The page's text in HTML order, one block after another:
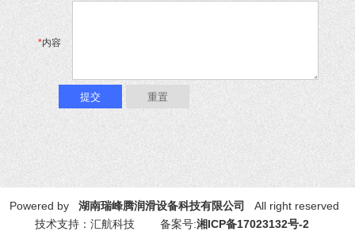
*内容
Powered by 湖南瑞峰腾润滑设备科技有限公司
All right reserved
技术支持：汇航科技 备案号:湘ICP备17023132号-2